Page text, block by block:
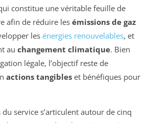
qui constitue une véritable feuille de
afin de réduire les émissions de gaz
les énergies renouvelables, et
au changement climatique. Bien
légale, l’objectif reste de
actions tangibles et bénéfiques pour
service s’articulent autour de cinq